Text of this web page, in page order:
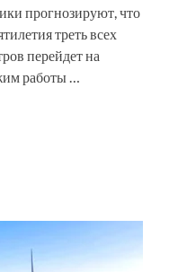
прогнозируют, что
треть всех
перейдет на
работы …